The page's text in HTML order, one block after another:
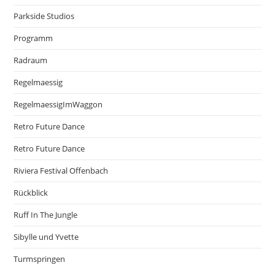
Parkside Studios
Programm
Radraum
Regelmaessig
RegelmaessigImWaggon
Retro Future Dance
Retro Future Dance
Riviera Festival Offenbach
Rückblick
Ruff In The Jungle
Sibylle und Yvette
Turmspringen